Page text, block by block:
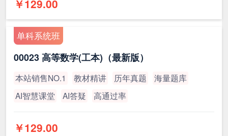
￥129.00
单科系统班
00023 高等数学(工本)（最新版）
本站销售NO.1 教材精讲 历年真题
海量题库
AI智慧课堂
AI答疑 高通过率
￥129.00